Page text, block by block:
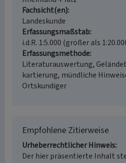
Fachsicht(en)
Landeskunde
Erfassungsmaßstab
i.d.R. 1:5.000 (größer als
Erfassungsmethode
Literaturauswertung,
kartierung, mündliche
Ortskundiger
Empfohlene Zitierweise
Urheberrechtlicher Hinweis
Der hier präsentierte Inhalt